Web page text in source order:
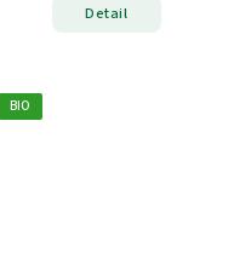
Detail
BIO